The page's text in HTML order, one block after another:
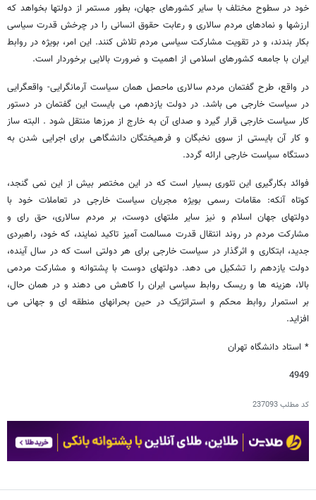
خود در سطوح مختلف با سایر کشورهای جهان، بطور مستمر از دولتها بخواهد که
ارزشها و نمادهای مردم سالاری و رعابت حقوق انسانی را در چرخش قدرت سیاسی
بکار بندند، و در تقویت مشارکت سیاسی مردم تلاش کنند. این امر، بویژه در روابط
ایران با جامعه کشورهای اسلامی از اهمیت و ضرورت بالایی برخوردار است.
در واقع، طرح گفتمان مردم سالاری ماحصل همان سیاست آرمانگرایی- واقعگرایی
در سیاست خارجی می باشد. در دولت یازدهم، می بایست این گفتمان در دستور
کار سیاست خارجی قرار گیرد و صدای آن به خارج از مرزها منتقل شود . البته ساز
و کار آن بایستی از سوی نخبگان و فرهیختگان دانشگاهی برای اجرایی شدن به
دستگاه سیاست خارجی ارائه گردد.
فوائد بکارگیری این تئوری بسیار است که در این مختصر بیش از این نمی گنجد،
کوتاه آنکه: مقامات رسمی بویژه مجریان سیاست خارجی در تعاملات خود با
دولتهای جهان اسلام و نیز سایر ملتهای دوست، بر مردم سالاری، حق رای و
مشارکت مردم در روند انتقال قدرت مسالمت آمیز تاکید نمایند، که خود، راهبردی
جدید، ابتکاری و اثرگذار در سیاست خارجی برای هر دولتی است که در سال آینده،
دولت یازدهم را تشکیل می دهد. دولتهای دوست با پشتوانه و مشارکت مردمی
بالا، هزینه ها و ریسک روابط سیاسی ایران را کاهش می دهند و در همان حال،
بر استمرار روابط محکم و استراتژیک در حین بحرانهای منطقه ای و جهانی می
افزاید.
* استاد دانشگاه تهران
4949
کد مطلب237093